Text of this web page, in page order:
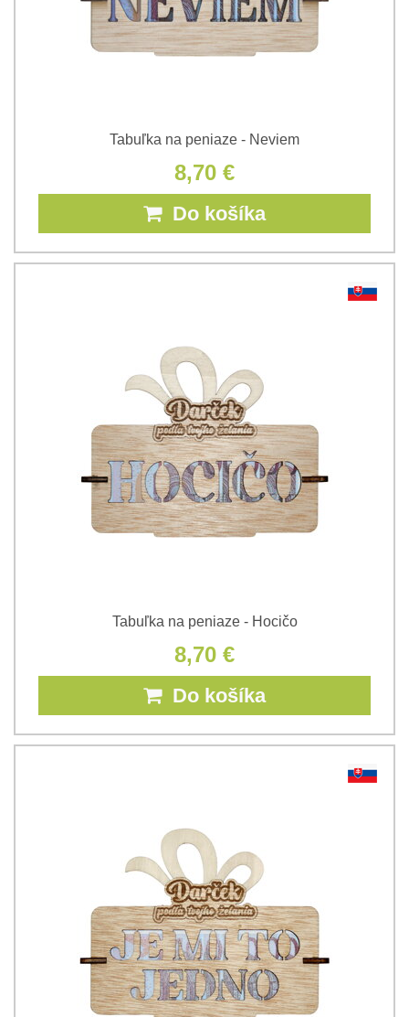
Tabuľka na peniaze - Neviem
8,70 €
Do košíka
Tabuľka na peniaze - Hocičo
8,70 €
Do košíka